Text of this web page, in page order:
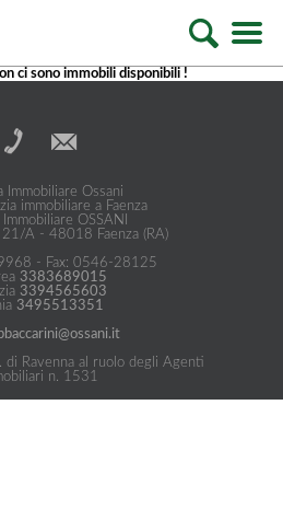
ci sono immobili disponibili !
Immobiliare Ossani
immobiliare a Faenza
OSSANI
21/A - 48018 Faenza (RA)
- Fax: 0546-28125
3383689015
3394565603
3495513351
di Ravenna al ruolo degli Agenti
n. 1531